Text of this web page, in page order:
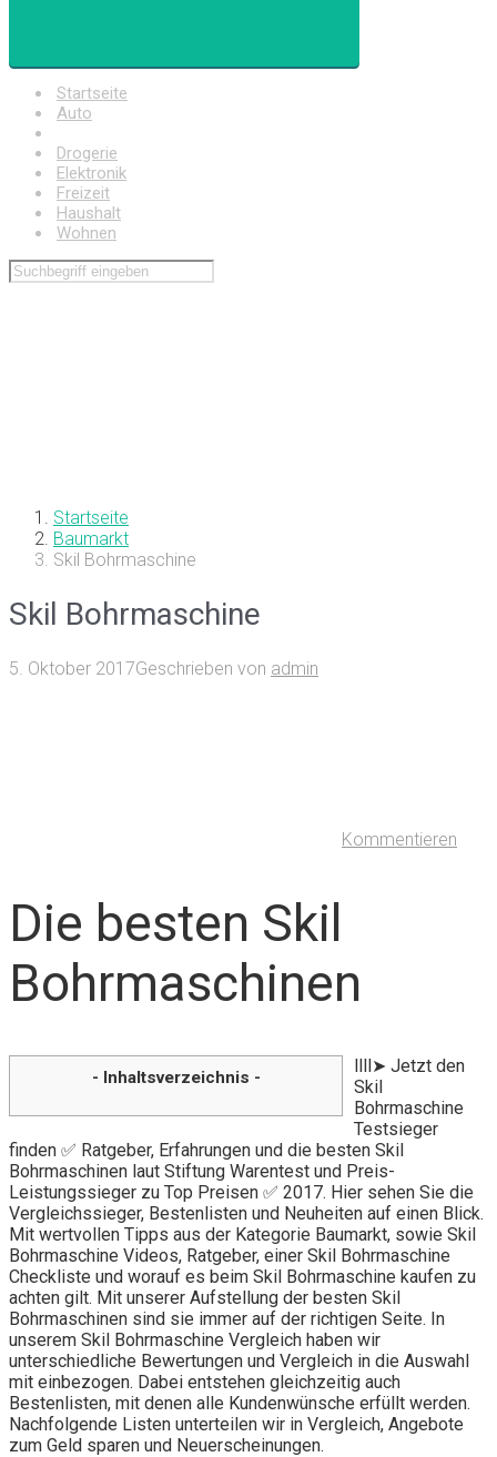
Startseite
Auto
Drogerie
Elektronik
Freizeit
Haushalt
Wohnen
Startseite
Baumarkt
Skil Bohrmaschine
Skil Bohrmaschine
5. Oktober 2017Geschrieben von admin
Kommentieren
Die besten Skil
Bohrmaschinen
- Inhaltsverzeichnis -
llll➤ Jetzt den
Skil
Bohrmaschine
Testsieger
finden ✅ Ratgeber, Erfahrungen und die besten Skil
Bohrmaschinen laut Stiftung Warentest und Preis-
Leistungssieger zu Top Preisen ✅ 2017. Hier sehen Sie die
Vergleichssieger, Bestenlisten und Neuheiten auf einen Blick.
Mit wertvollen Tipps aus der Kategorie Baumarkt, sowie Skil
Bohrmaschine Videos, Ratgeber, einer Skil Bohrmaschine
Checkliste und worauf es beim Skil Bohrmaschine kaufen zu
achten gilt. Mit unserer Aufstellung der besten Skil
Bohrmaschinen sind sie immer auf der richtigen Seite. In
unserem Skil Bohrmaschine Vergleich haben wir
unterschiedliche Bewertungen und Vergleich in die Auswahl
mit einbezogen. Dabei entstehen gleichzeitig auch
Bestenlisten, mit denen alle Kundenwünsche erfüllt werden.
Nachfolgende Listen unterteilen wir in Vergleich, Angebote
zum Geld sparen und Neuerscheinungen.